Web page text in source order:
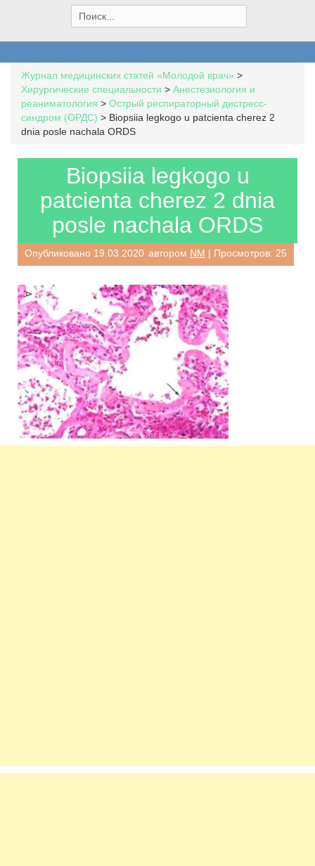
e
a
h
f
o
r
:
Журнал медицинских статей «Молодой врач» >
Хирургические специальности > Анестезиология и
реаниматология > Острый респираторный дистресс-
синдром (ОРДС) > Biopsiia legkogo u patcienta cherez 2
dnia posle nachala ORDS
Biopsiia legkogo u
patcienta cherez 2 dnia
posle nachala ORDS
Опубликовано 19.03.2020 автором NM | Просмотров: 25